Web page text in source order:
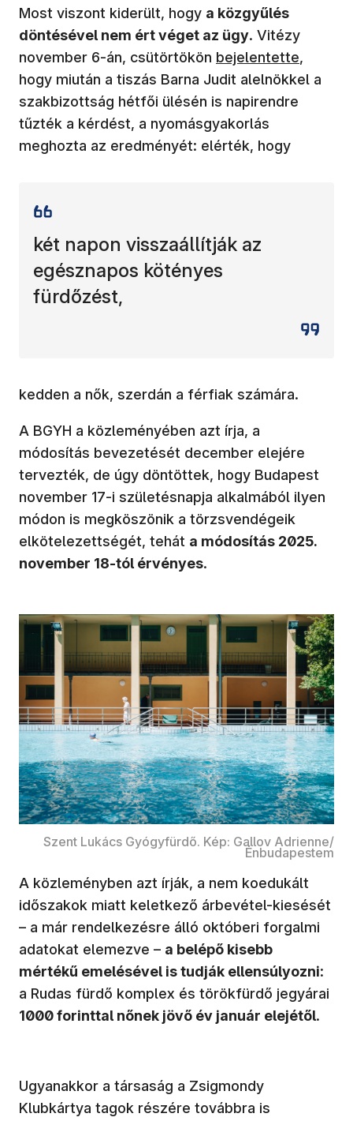
Most viszont kiderült, hogy a közgyűlés
döntésével nem ért véget az ügy. Vitézy
november 6-án, csütörtökön (új ablakban nyílik
bejelentette,
hogy miután a tiszás Barna Judit alelnökkel a
szakbizottság hétfői ülésén is napirendre
tűzték a kérdést, a nyomásgyakorlás
meghozta az eredményét: elérték, hogy
két napon visszaállítják az
egésznapos kötényes
fürdőzést,
kedden a nők, szerdán a férfiak számára.
A BGYH a közleményében azt írja, a
módosítás bevezetését december elejére
tervezték, de úgy döntöttek, hogy Budapest
november 17-i születésnapja alkalmából ilyen
módon is megköszönik a törzsvendégeik
elkötelezettségét, tehát a módosítás 2025.
november 18-tól érvényes.
Szent Lukács Gyógyfürdő. Kép: Gallov Adrienne/
Énbudapestem
A közleményben azt írják, a nem koedukált
időszakok miatt keletkező árbevétel-kiesését
– a már rendelkezésre álló októberi forgalmi
adatokat elemezve – a belépő kisebb
mértékű emelésével is tudják ellensúlyozni:
a Rudas fürdő komplex és törökfürdő jegyárai
1000 forinttal nőnek jövő év január elejétől.
Ugyanakkor a társaság a Zsigmondy
Klubkártya tagok részére továbbra is